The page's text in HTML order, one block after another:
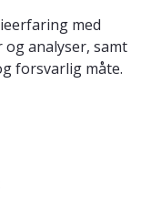
med
analyser, samt
forsvarlig måte.